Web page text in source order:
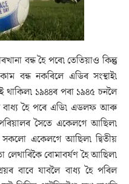
বন্ধ হৈ পৰে৷ তেতিয়াও কিন্তু
বন্ধ নকৰিলে এডিৰ সংস্থাই৷
থাকিল৷ ১৯৪৪ৰ পৰা ১৯৪৫ চনলৈ
বাধ্য হৈ পৰে এডি৷ এডলফ আৰু
সৈতে একেলগে আছিল৷
একেলগে আছিল৷ দ্বিতীয়
বোমাবৰ্ষণ হৈ আছিল৷
বাবে যাবলৈ বাধ্য হৈ পৰিল